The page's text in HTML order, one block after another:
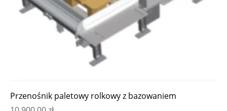
Przenośnik paletowy rolkowy z bazowaniem